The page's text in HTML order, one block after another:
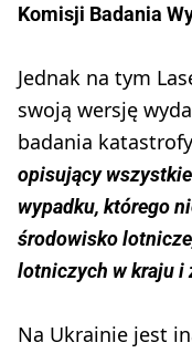
Komisji Badania
Jednak na tym
swoją wersję
badania
opisujący
wypadku, którego
środowisko
lotniczych w kraju i
Na Ukrainie jest